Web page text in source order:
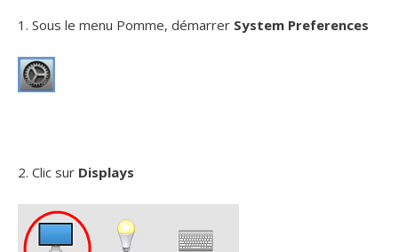
1. Sous le menu Pomme, démarrer System Preferences
2. Clic sur Displays